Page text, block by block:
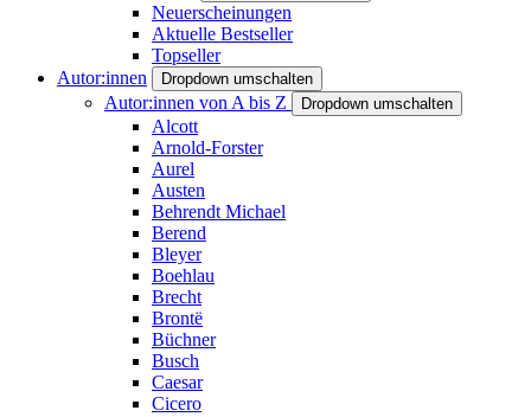
Neuerscheinungen
Aktuelle Bestseller
Topseller
Autor:innen
Dropdown umschalten
Autor:innen von A bis Z Dropdown umschalten
Alcott
Arnold-Forster
Aurel
Austen
Behrendt Michael
Berend
Bleyer
Boehlau
Brecht
Brontë
Büchner
Busch
Caesar
Cicero